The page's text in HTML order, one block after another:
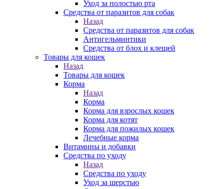
Уход за полостью рта
Средства от паразитов для собак
Назад
Средства от паразитов для собак
Антигельминтики
Средства от блох и клещей
Товары для кошек
Назад
Товары для кошек
Корма
Назад
Корма
Корма для взрослых кошек
Корма для котят
Корма для пожилых кошек
Лечебные корма
Витамины и добавки
Средства по уходу
Назад
Средства по уходу
Уход за шерстью